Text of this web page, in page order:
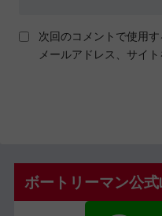
次回のコメントで使用
メールアドレス、サイト
ボートリーマン公式